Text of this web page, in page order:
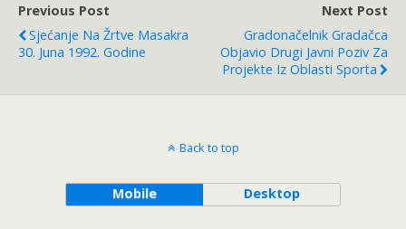
Previous Post
Sjećanje Na Žrtve Masakra
30. Juna 1992. Godine
Next Post
Gradonačelnik Gradačca
Objavio Drugi Javni Poziv Za
Projekte Iz Oblasti Sporta
Back to top
Mobile Desktop